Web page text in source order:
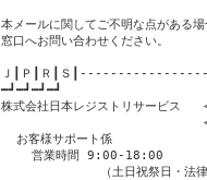
本メールに関してご不明な点がある
窓口へお問い合わせください。
Ｊ┃Ｐ┃Ｒ┃Ｓ
━┛━┛━┛━┛
株式会社日本レジストリサー
<https://日本レ
  お客様サポート係
    営業時間 9:00-18:00
（土日祝祭日・法